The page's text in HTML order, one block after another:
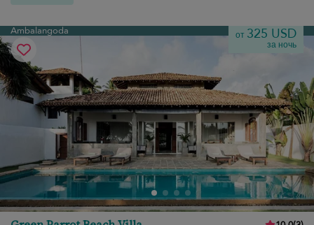
Ambalangoda от 325 USD
за ночь